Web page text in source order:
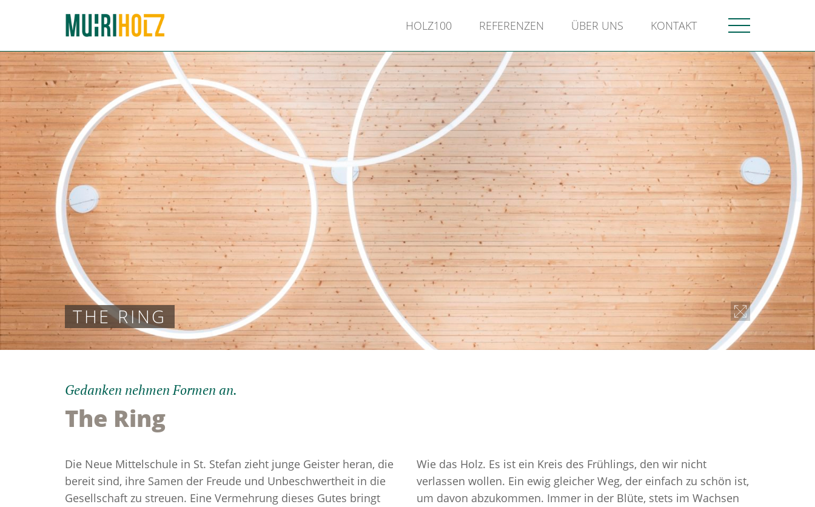
HOLZ100 REFERENZEN ÜBER UNS KONTAKT
THE RING
Gedanken nehmen Formen an.
The Ring
Die Neue Mittelschule in St. Stefan zieht junge Geister heran, die
bereit sind, ihre Samen der Freude und Unbeschwertheit in die
Gesellschaft zu streuen. Eine Vermehrung dieses Gutes bringt
Wie das Holz. Es ist ein Kreis des Frühlings, den wir nicht
verlassen wollen. Ein ewig gleicher Weg, der einfach zu schön ist,
um davon abzukommen. Immer in der Blüte, stets im Wachsen